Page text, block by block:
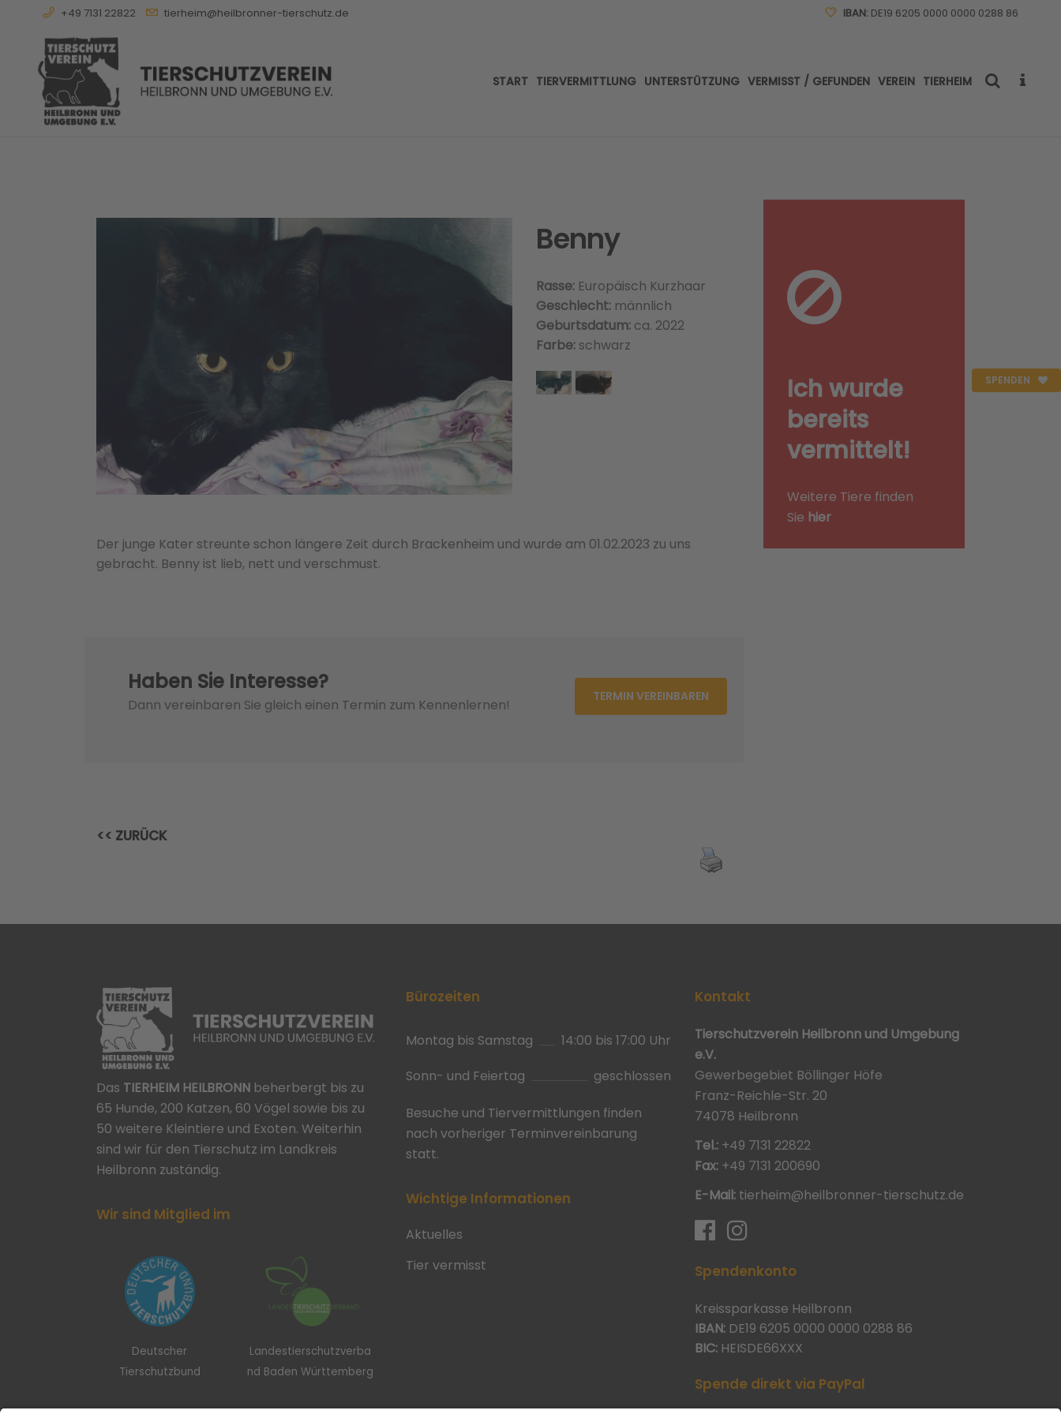
+49 7131 22822 tierheim@heilbronner-tierschutz.de IBAN: DE19 6205 0000 0000 0288 86
START TIERVERMITTLUNG UNTERSTÜTZUNG VERMISST / GEFUNDEN VEREIN TIERHEIM
SPENDEN
Benny
Rasse: Europäisch Kurzhaar
Geschlecht:männlich
Geburtsdatum:ca. 2022
Farbe: schwarz
Der junge Kater streunte schon längere Zeit durch Brackenheim und wurde am 01.02.2023 zu uns
gebracht. Benny ist lieb, nett und verschmust.
Haben Sie Interesse?
Dann vereinbaren Sie gleich einen Termin zum Kennenlernen! TERMIN VEREINBAREN
<< ZURÜCK
Ich wurde
bereits
vermittelt!
Weitere Tiere finden
Sie hier
Das TIERHEIM HEILBRONN beherbergt bis zu
65 Hunde, 200 Katzen, 60 Vögel sowie bis zu
50 weitere Kleintiere und Exoten. Weiterhin
sind wir für den Tierschutz im Landkreis
Heilbronn zuständig.
Wir sind Mitglied im
Deutscher
Tierschutzbund
Landestierschutzverba
nd Baden Württemberg
Bürozeiten
Montag bis Samstag
14:00 bis 17:00 Uhr
Sonn- und Feiertag
geschlossen
Besuche und Tiervermittlungen finden
nach vorheriger Terminvereinbarung
statt.
Wichtige Informationen
Aktuelles
Tier vermisst
Kontakt
Tierschutzverein Heilbronn und Umgebung
e.V.
Gewerbegebiet Böllinger Höfe
Franz-Reichle-Str. 20
74078 Heilbronn
Tel.: +49 7131 22822
Fax: +49 7131 200690
E-Mail: tierheim@heilbronner-tierschutz.de
Spendenkonto
Kreissparkasse Heilbronn
IBAN: DE19 6205 0000 0000 0288 86
BIC: HEISDE66XXX
Spende direkt via PayPal